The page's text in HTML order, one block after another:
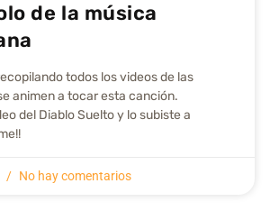
de la música
todos los videos de las
animen a tocar esta canción.
del Diablo Suelto y lo subiste a
No hay comentarios